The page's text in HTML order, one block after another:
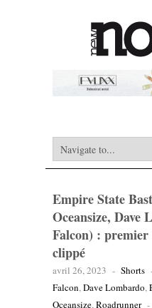
Empire State
Oceansize, Dave
Falcon) :
clippé
avril 26, 2023 - Shorts
Falcon,Dave Lombardo,
Oceansize,Roadrunner -